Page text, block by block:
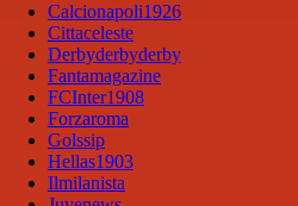
Calcionapoli1926
Cittaceleste
Derbyderbyderby
Fantamagazine
FCInter1908
Forzaroma
Golssip
Hellas1903
Ilmilanista